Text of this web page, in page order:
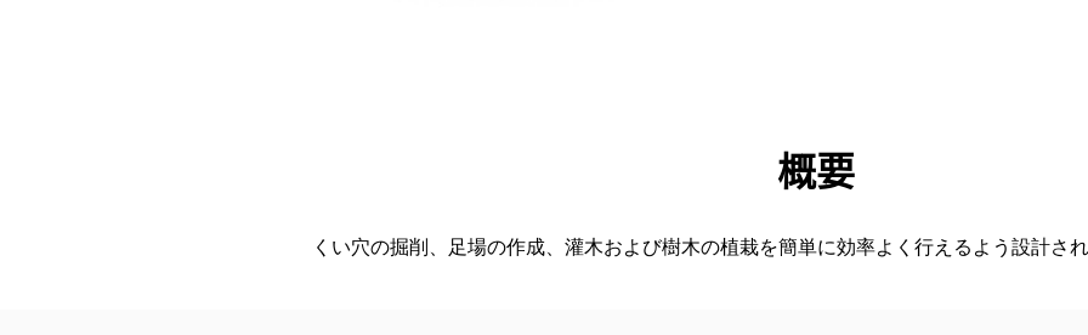
ツアー
概要
くい穴の掘削、足場の作成、灌木および樹木の植栽を簡単に効率よく行えるよう設計さ